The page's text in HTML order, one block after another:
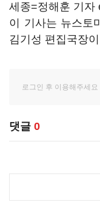
세종=정해훈 기자
이 기사는 뉴스토
김기성 편집국장
댓글 0